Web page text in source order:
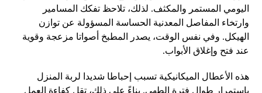
اليومي المستمر والمكثف. لذلك، تلاحظ تفكك المسامير
وارتخاء المفاصل المعدنية الحساسة المسؤولة عن توازن
الهيكل. وفي نفس الوقت، يصدر المطبخ أصواتا مزعجة وقوية
عند فتح وإغلاق الأبواب.
هذه الأعطال الميكانيكية تسبب إحباطا شديدا لربة المنزل
باستمرار طوال فترة الطهي. بناءً على ذلك، تقل كفاءة العمل